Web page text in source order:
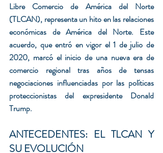
Libre Comercio de América del Norte
(TLCAN), representa un hito en las relaciones
económicas de América del Norte. Este
acuerdo, que entró en vigor el 1 de julio de
2020, marcó el inicio de una nueva era de
comercio regional tras años de tensas
negociaciones influenciadas por las políticas
proteccionistas del expresidente Donald
Trump.
ANTECEDENTES: EL TLCAN Y
SU EVOLUCIÓN